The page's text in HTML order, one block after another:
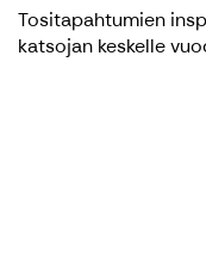
Tositapahtumien
katsojan keskelle